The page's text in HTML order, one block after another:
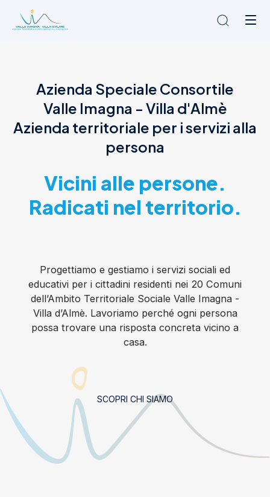
L'Ambito
Cosa facciamo
News
Amministrazione trasparente
Azienda Speciale Consortile
Valle Imagna - Villa d'Almè
Azienda territoriale per i servizi alla
persona
Vicini alle persone.
Radicati nel territorio.
Progettiamo e gestiamo i servizi sociali ed
educativi per i cittadini residenti nei 20 Comuni
dell’Ambito Territoriale Sociale Valle Imagna -
Villa d’Almè. Lavoriamo perché ogni persona
possa trovare una risposta concreta vicino a
casa.
SCOPRI CHI SIAMO